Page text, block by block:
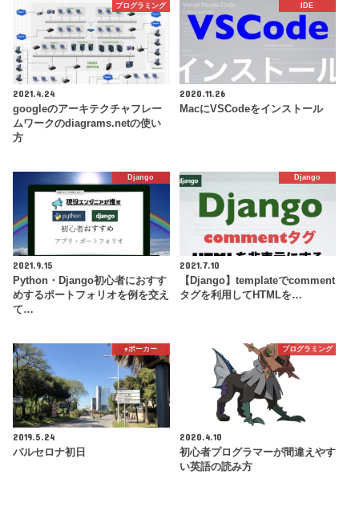
プログラミング
2021.4.24
googleのアーキテクチャフレー
ムワークのdiagrams.netの使い
方
IDE
2020.11.26
MacにVSCodeをインストール
Django
2021.9.15
Python・Django初心者におすす
めするポートフォリオを例を交え
て…
Django
2021.7.10
【Django】templateでcomment
タグを利用してHTMLを…
♠️ポーカー
2019.5.24
バルセロナ初日
プログラミング
2020.4.10
初心者プログラマーが間違えやす
い英語の読み方